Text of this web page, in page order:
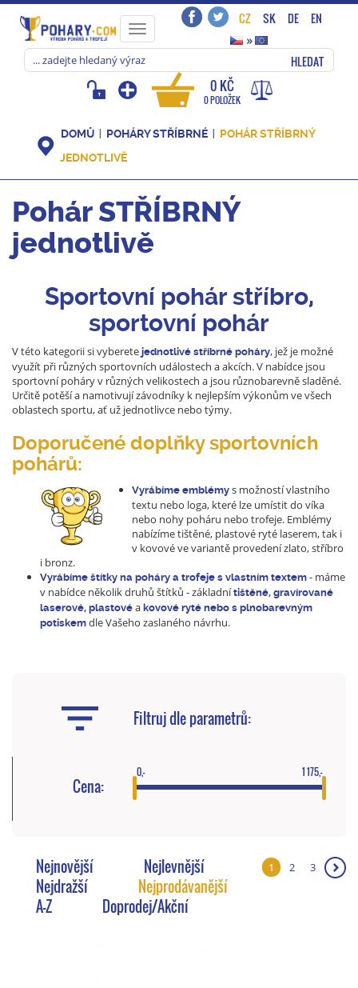
Toggle
navigation
CZ SK DE
EN
»
HLEDAT
0 KČ
0 POLOŽEK
DOMŮ POHÁRY STŘÍBRNÉ
POHÁR STŘÍBRNÝ
JEDNOTLIVĚ
Pohár STŘÍBRNÝ
jednotlivě
Sportovní pohár stříbro,
sportovní pohár
V této kategorii si vyberete jednotlivé stříbrné poháry, jež je možné
využít při různých sportovních událostech a akcích. V nabídce jsou
sportovní poháry v různých velikostech a jsou různobarevně sladěné.
Určitě potěší a namotivují závodníky k nejlepším výkonům ve všech
oblastech sportu, ať už jednotlivce nebo týmy.
Doporučené doplňky sportovních
pohárů:
Vyrábíme emblémy s možností vlastního
textu nebo loga, které lze umístit do víka
nebo nohy poháru nebo trofeje. Emblémy
nabízíme tištěné, plastové ryté laserem, tak i
v kovové ve variantě provedení zlato, stříbro
i bronz.
Vyrábíme štítky na poháry a trofeje s vlastním textem - máme
v nabídce několik druhů štítků - základnítištěné, gravírované
laserové, plastové a kovové ryté nebo s plnobarevným
potiskem dle Vašeho zaslaného návrhu.
Filtruj dle parametrů:
Cena:
0,- 1 175,-
1 2 3 ❯
Nejnovější
Nejlevnější
Nejdražší
Nejprodávanější
A-Z
Doprodej/Akční